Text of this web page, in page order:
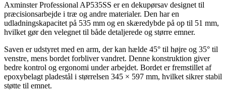
Axminster Professional AP535SS er en dekupørsav designet til
præcisionsarbejde i træ og andre materialer. Den har en
udladningskapacitet på 535 mm og en skæredybde på op til 51 mm,
hvilket gør den velegnet til både detaljerede og større emner.
Saven er udstyret med en arm, der kan hælde 45° til højre og 35° til
venstre, mens bordet forbliver vandret. Denne konstruktion giver
bedre kontrol og ergonomi under arbejdet. Bordet er fremstillet af
epoxybelagt pladestål i størrelsen 345 × 597 mm, hvilket sikrer stabil
støtte til emnet.